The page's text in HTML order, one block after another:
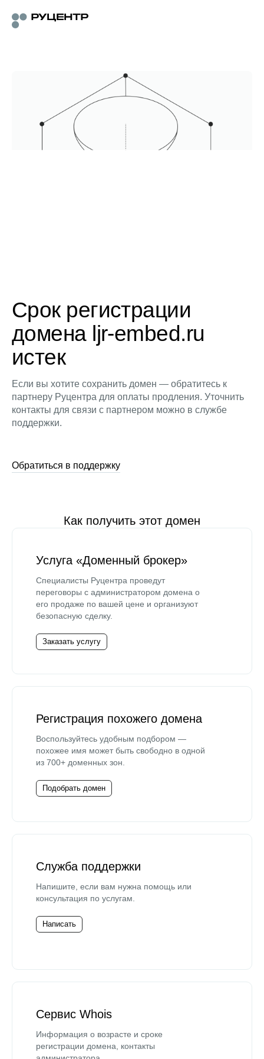
Срок регистрации
домена ljr-embed.ru
истек
Если вы хотите сохранить домен — обратитесь к
партнеру Руцентра для оплаты продления. Уточнить
контакты для связи с партнером можно в службе
поддержки.
Обратиться в поддержку
Как получить этот домен
Услуга «Доменный брокер»
Специалисты Руцентра проведут
переговоры с администратором домена о
его продаже по вашей цене и организуют
безопасную сделку.
Заказать услугу
Регистрация похожего домена
Воспользуйтесь удобным подбором —
похожее имя может быть свободно в одной
из 700+ доменных зон.
Подобрать домен
Служба поддержки
Напишите, если вам нужна помощь или
консультация по услугам.
Написать
Сервис Whois
Информация о возрасте и сроке
регистрации домена, контакты